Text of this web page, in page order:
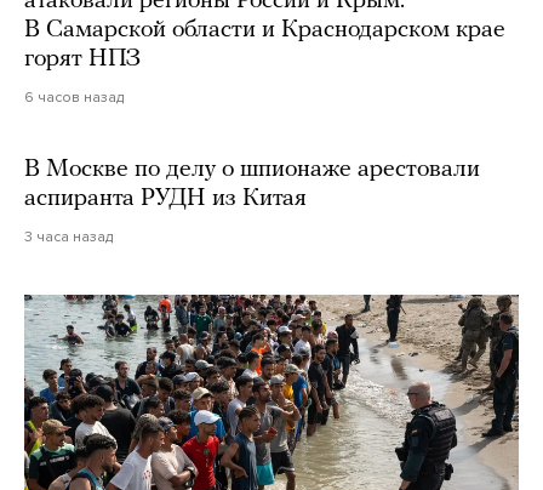
В Самарской области и Краснодарском крае
горят НПЗ
6 часов назад
В Москве по делу о шпионаже арестовали
аспиранта РУДН из Китая
3 часа назад